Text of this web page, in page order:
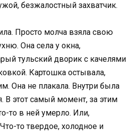
безжалостный захватчик.
Просто молча взяла свою
Она села у окна,
тульский дворик с качелями
Картошка остывала,
Она не плакала. Внутри была
этот самый момент, за этим
то в ней умерло. Или,
то твердое, холодное и